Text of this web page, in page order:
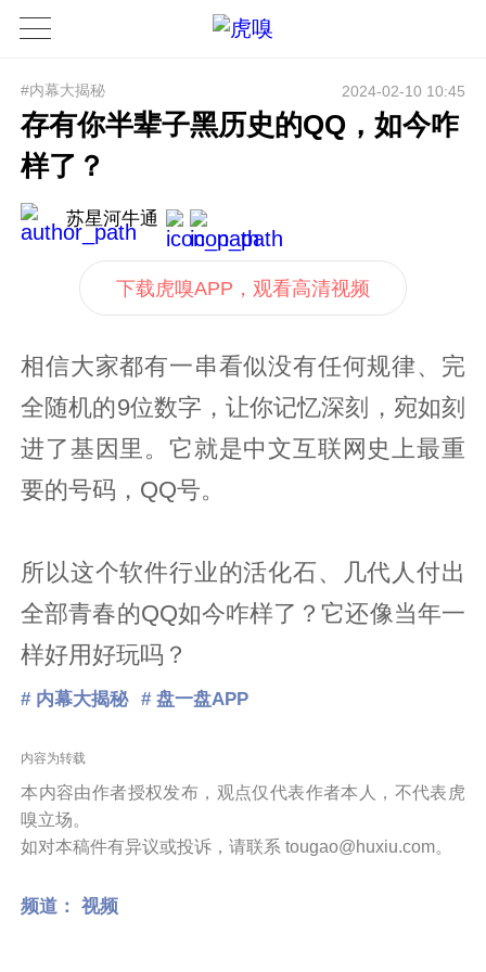
#内幕大揭秘 2024-02-10 10:45
存有你半辈子黑历史的QQ，如今咋
样了？
苏星河牛通
下载虎嗅APP，观看高清视频
相信大家都有一串看似没有任何规律、完
全随机的9位数字，让你记忆深刻，宛如刻
进了基因里。它就是中文互联网史上最重
要的号码，QQ号。
所以这个软件行业的活化石、几代人付出
全部青春的QQ如今咋样了？它还像当年一
样好用好玩吗？
# 内幕大揭秘 # 盘一盘APP
内容为转载
本内容由作者授权发布，观点仅代表作者本人，不代表虎
嗅立场。
如对本稿件有异议或投诉，请联系 tougao@huxiu.com。
频道： 视频